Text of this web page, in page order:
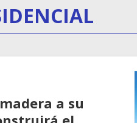
a su